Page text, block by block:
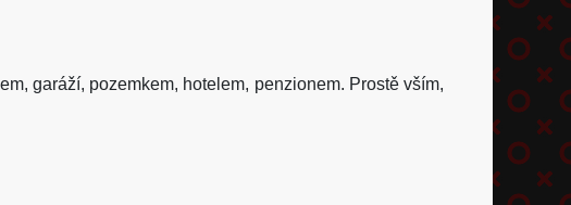
garáží, pozemkem, hotelem, penzionem. Prostě vším,